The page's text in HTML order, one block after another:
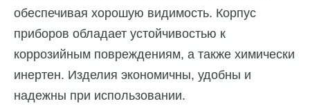
обеспечивая хорошую видимость. Корпус
приборов обладает устойчивостью к
коррозийным повреждениям, а также химически
инертен. Изделия экономичны, удобны и
надежны при использовании.